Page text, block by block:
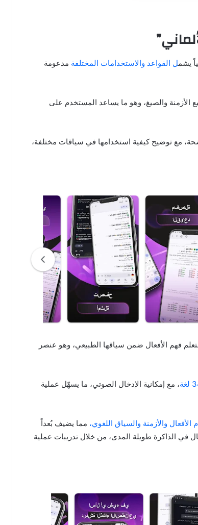
يشمل القواعد والاستخدامات المختلفة مدعومة
الأزمنة والصيغ، وهو ما يساعد المستخدم على
مع توضيح كيفية استخدامها في سياقات مختلفة،
فهم الأفعال ضمن سياقها الطبيعي، وهو عنصر
، مع إمكانية الإدخال الصوتي، ما يسهّل عملية
والأزمنة والسياق اللغوي، مما يضيف بُعداً
في الذاكرة طويلة المدى، من خلال تدريبات عملية